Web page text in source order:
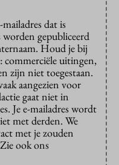
dat is
gepubliceerd
Houd je bij
commerciële uitingen,
zijn niet toegestaan.
aangezien voor
gaat niet in
Je e-mailadres wordt
met derden. We
met je zouden
ook ons